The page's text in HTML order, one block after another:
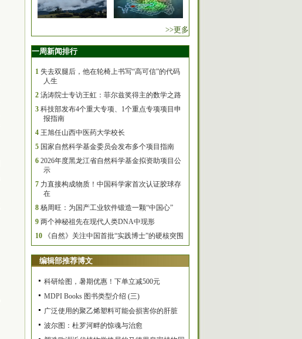
>>更多
一周新闻排行
1 失去双腿后，他在轮椅上书写“高可信”的代码
人生
2 汤涛院士专访王虹：菲尔兹奖得主的数学之路
3 科技部发布4个重大专项、1个重点专项项目申
报指南
4 王旭任山西中医药大学校长
5 国家自然科学基金委员会发布多个项目指南
6 2026年度黑龙江省自然科学基金拟资助项目公
示
7 力直接构成物质！中国科学家首次认证胶球存
在
8 杨周旺：为国产工业软件锻造一颗“中国心”
9 两个神秘祖先在现代人类DNA中现形
10
《自然》关注中国首批“实践博士”的硬核突围
编辑部推荐博文
科研绘图，暑期优惠！下单立减500元
MDPI Books 图书类型介绍 (三)
广泛使用的聚乙烯塑料可能会损害你的肝脏
波尔图：杜罗河畔的惊魂与治愈